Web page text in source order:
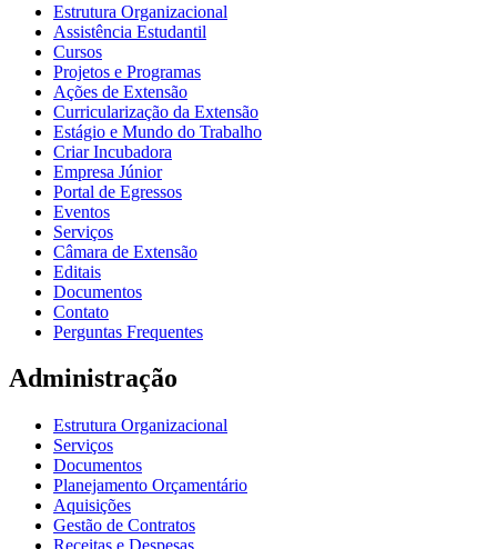
Estrutura Organizacional
Assistência Estudantil
Cursos
Projetos e Programas
Ações de Extensão
Curricularização da Extensão
Estágio e Mundo do Trabalho
Criar Incubadora
Empresa Júnior
Portal de Egressos
Eventos
Serviços
Câmara de Extensão
Editais
Documentos
Contato
Perguntas Frequentes
Administração
Estrutura Organizacional
Serviços
Documentos
Planejamento Orçamentário
Aquisições
Gestão de Contratos